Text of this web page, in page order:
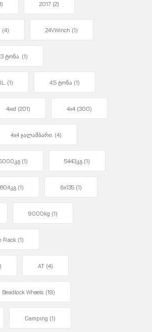
2017 (2)
(4) 24VWinch (1)
3 ტონა. (1)
(1) 4.5 ტონა (1)
4wd (201) 4x4 (300)
4x4 ჯალამბარი. (4)
(1) 5443კგ (1)
(1) 6x135 (1)
9000kg (1)
Rack (1)
AT (4)
Beadlock Wheels (19)
Camping (1)